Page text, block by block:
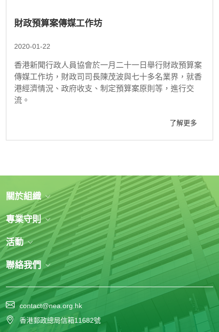
財政預算案傳媒工作坊
2020-01-22
香港新聞行政人員協會於一月二十一日舉行財政預算案
傳媒工作坊，財政司司長陳茂波與七十多名業界，就香
港經濟情況、政府收支、制定預算案原則等，進行交
流。
了解更多
contact@nea.org.hk
香港郵政總局信箱11682號
關於組織
專業守則
活動
聯絡我們